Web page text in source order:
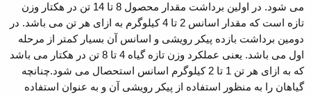
می شود. در اولین برداشت مقدار محصول 8 تا 14 تن در هکتار وزن
تازه است که مقدار اسانس 2 تا 4 کیلوگرم به ازای هر تن می باشد. در
دومین برداشت بازده پیکر رویشی و اسانس آن بسیار کمتر از مرحله
اول می باشد. یعنی عملکرد وزن تازه گیاه 4 تا 8 تن در هکتار می باشد
که به ازای هر تن 1 تا 2 کیلوگرم اسانس استحصال می شود.چنانچه
گیاهان را به منظور استفاده از پیکر رویشی آن و به عنوان استفاده